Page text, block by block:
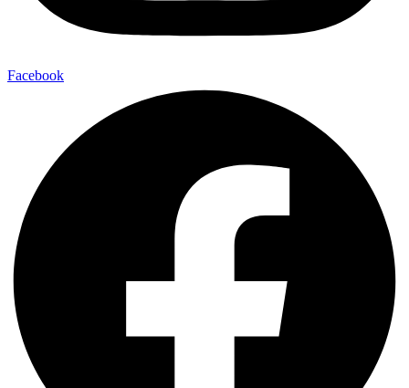
Facebook